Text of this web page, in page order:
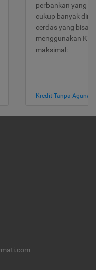
perbankan yang
cukup banyak
cerdas yang bisa
menggunakan
maksimal:
Kredit Tanpa Agunan